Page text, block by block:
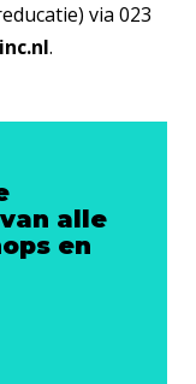
via 023
.
alle
en